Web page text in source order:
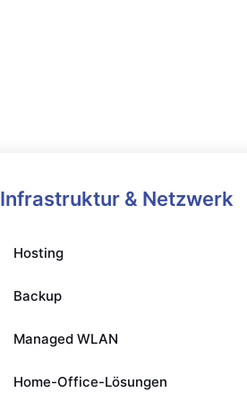
Infrastruktur & Netzwerk
Hosting
Backup
Managed WLAN
Home-Office-Lösungen